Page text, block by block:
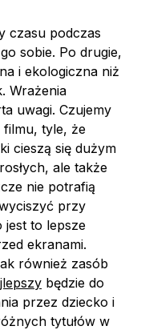
czasu podczas
sobie. Po drugie,
i ekologiczna niż
Wrażenia
uwagi. Czujemy
filmu, tyle, że
cieszą się dużym
ale także
nie potrafią
przy
jest to lepsze
ekranami.
również zasób
będzie do
przez dziecko i
tytułów w